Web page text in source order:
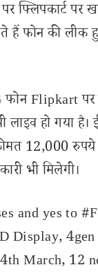
फ्लिपकार्ट
हैं फोन की
Flipkart
लाइव हो गया
12,000
भी मिलेगी।
and yes to
March, 12